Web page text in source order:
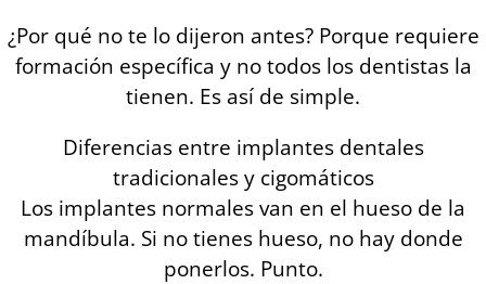
¿Por qué no te lo dijeron antes? Porque requiere
formación específica y no todos los dentistas la
tienen. Es así de simple.
Diferencias entre implantes dentales
tradicionales y cigomáticos
Los implantes normales van en el hueso de la
mandíbula. Si no tienes hueso, no hay donde
ponerlos. Punto.